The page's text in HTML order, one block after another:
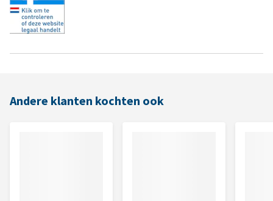
Andere klanten kochten ook